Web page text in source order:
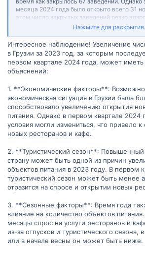
месяца 2024 года было открыто всего 31
этом число закрытых заведений резко
Распределение новых объектов
количество):
— Тбилиси: 372 объекта (в 2024 году: 8)
— Аджария: 299 (в 2024 году: 6)
— Имерети: 89 (в 2024 году: 7)
— Квемо-Картли: 48 (в 2024 году: 6)
Количество закрытых объектов за 2023
наибольшее количество):
Тбилиси: 25 объектов (в 2024 году: 4)
Аджария: 14 (в 2024 году: 10)
Квемо-Картли: 8 (в 2024 году: 0)
Имерети: 4 (в 2024 году: 2)
Большинство новых заведений
открытых в 2023 и 2024 годах,
России, Беларуси и Украины.
бизнеса составили менее 25% от общего
предприниматели из Турции, Индии,
Нажмите для
Интересное наблюдение! Увеличение
в Грузии за 2023 год, за которым
первом квартале 2024 года, может иметь
объяснений:
1. **Экономические факторы**:
экономическая ситуация в Грузии была
способствовало увеличению открытия
питания. Однако в первом квартале 2024
условия могли измениться, что привело
новых ресторанов и кафе.
2. **Туристический сезон**: Повышенный
страну может быть одной из причин
объектов питания в 2023 году. В первом
туристический сезон может быть менее
отразится на спросе и открытии новых
3. **Сезонные факторы**: Время года
влияние на количество объектов
месяцы спрос на услуги ресторанов и
из-за отпусков и туристического сезона,
или в начале весны он может быть ниже.